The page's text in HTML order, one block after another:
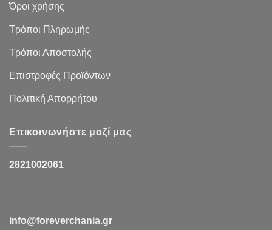
Όροι χρήσης
Τρόποι Πληρωμής
Τρόποι Αποστολής
Επιστροφές Προϊόντων
Πολιτική Απορρήτου
Επικοινωνήστε μαζί μας
2821002061
info@foreverchania.gr